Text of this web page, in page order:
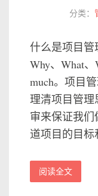
分类：
什么是项目管
Why、What
much。项目
理清项目管理
审来保证我们
道项目的目标
阅读全文